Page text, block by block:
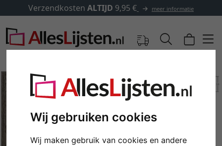
Wij gebruiken cookies
Wij maken gebruik van cookies en andere
Verzendkosten ALTIJD 9,95 € meer informatie